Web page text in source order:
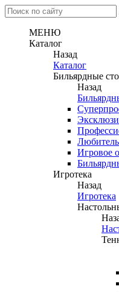
МЕНЮ
Каталог
Назад
Каталог
Бильярдные
Назад
Игровое
Игротека
Назад
Игротека